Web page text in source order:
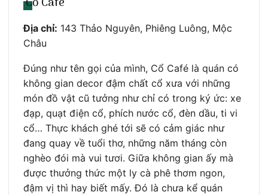
Địa chỉ: 143 Thảo Nguyên, Phiêng Luông, Mộc
Châu
Đúng như tên gọi của mình, Cổ Café là quán có
không gian decor đậm chất cổ xưa với những
món đồ vật cũ tưởng như chỉ có trong ký ức: xe
đạp, quạt điện cổ, phích nước cổ, đèn dầu, ti vi
cổ… Thực khách ghé tới sẽ có cảm giác như
đang quay về tuổi thơ, những năm tháng còn
nghèo đói mà vui tươi. Giữa không gian ấy mà
được thưởng thức một ly cà phê thơm ngon,
đậm vị thì hay biết mấy. Đó là chưa kể quán